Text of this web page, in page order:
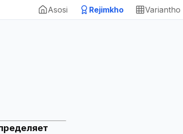
Asosi Rejimkho Variantho